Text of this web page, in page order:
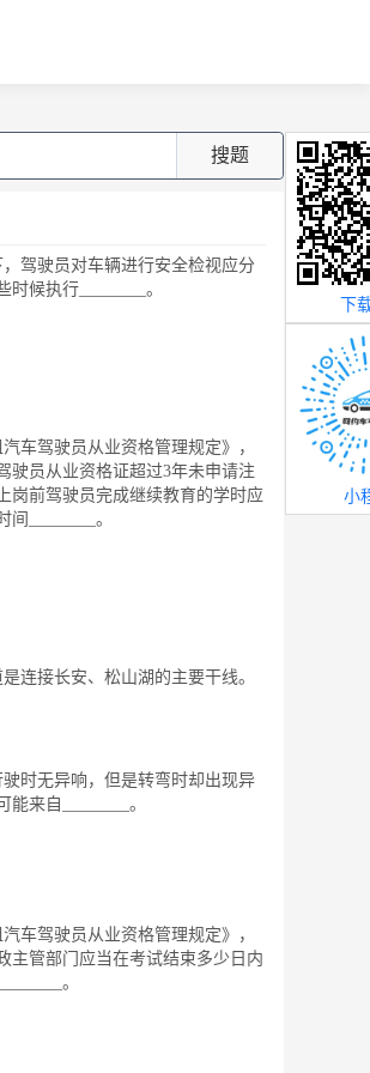
搜题
驾驶员对车辆进行安全检视应分
候执行________。
车驾驶员从业资格管理规定》，
驶员从业资格证超过3年未申请注
岗前驾驶员完成继续教育的学时应
________。
连接长安、松山湖的主要干线。
时无异响，但是转弯时却出现异
能来自________。
车驾驶员从业资格管理规定》，
主管部门应当在考试结束多少日内
。
下
小